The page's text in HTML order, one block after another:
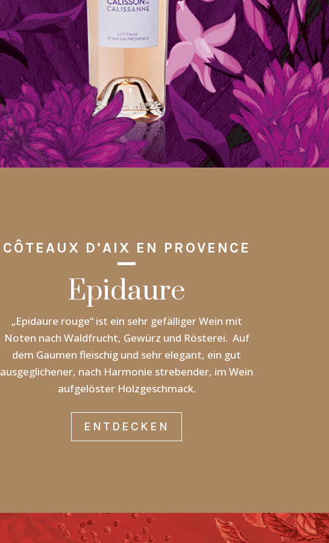
CÔTEAUX D’AIX EN PROVENCE
Epidaure
„Epidaure rouge“ ist ein sehr gefälliger Wein mit
Noten nach Waldfrucht, Gewürz und Rösterei. Auf
dem Gaumen fleischig und sehr elegant, ein gut
ausgeglichener, nach Harmonie strebender, im Wein
aufgelöster Holzgeschmack.
ENTDECKEN